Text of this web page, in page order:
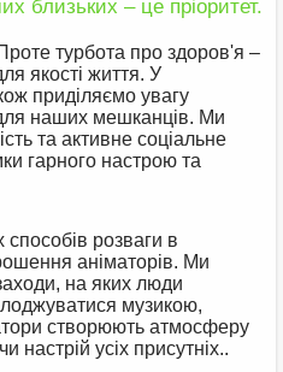
близьких – це пріоритет.
турбота про здоров'я –
якості життя. У
приділяємо увагу
наших мешканців. Ми
та активне соціальне
гарного настрою та
розваги в
аніматорів. Ми
на яких люди
музикою,
створюють атмосферу
настрій усіх присутніх..